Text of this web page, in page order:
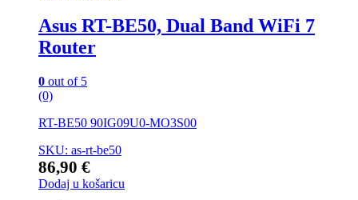
Asus RT-BE50, Dual Band WiFi 7
Router
0 out of 5
(0)
RT-BE50 90IG09U0-MO3S00
SKU: as-rt-be50
86,90 €
Dodaj u košaricu